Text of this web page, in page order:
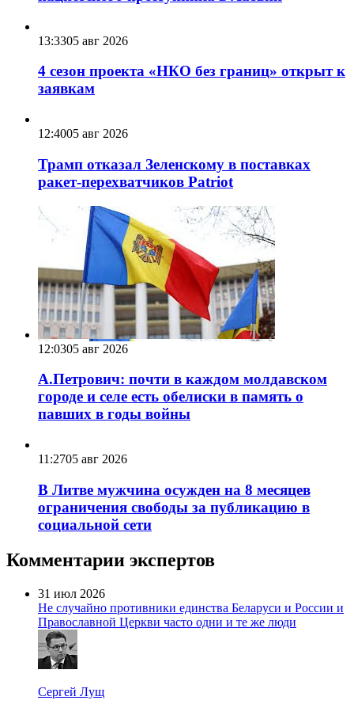
13:3305 авг 2026
4 сезон проекта «НКО без границ» открыт к
заявкам
12:4005 авг 2026
Трамп отказал Зеленскому в поставках
ракет-перехватчиков Patriot
12:0305 авг 2026
А.Петрович: почти в каждом молдавском
городе и селе есть обелиски в память о
павших в годы войны
11:2705 авг 2026
В Литве мужчина осужден на 8 месяцев
ограничения свободы за публикацию в
социальной сети
Комментарии экспертов
31 июл 2026
Не случайно противники единства Беларуси и России и
Православной Церкви часто одни и те же люди
Сергей Лущ